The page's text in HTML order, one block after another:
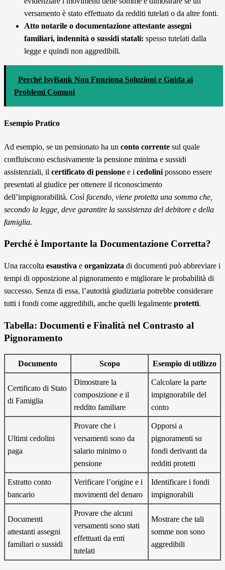
versamento è stato effettuato da redditi tutelati o da altre fonti.
Atto notarile o documentazione attestante assegni
familiari, indennità o sussidi statali: spesso tutelati dalla
legge e quindi non aggredibili.
Perché IsyBank Non Funziona Soluzioni e Guida ai
Problemi Comuni
Esempio Pratico
Ad esempio, se un pensionato ha un conto corrente sul quale
confluiscono esclusivamente la pensione minima e sussidi
assistenziali, il certificato di pensione e i cedolini possono essere
presentati al giudice per ottenere il riconoscimento
dell’impignorabilità. Così facendo, viene protetta una somma che,
secondo la legge, deve garantire la sussistenza del debitore e della
famiglia.
Perché è Importante la Documentazione Corretta?
Una raccolta esaustiva e organizzata di documenti può abbreviare i
tempi di opposizione al pignoramento e migliorare le probabilità di
successo. Senza di essa, l’autorità giudiziaria potrebbe considerare
tutti i fondi come aggredibili, anche quelli legalmente protetti.
Tabella: Documenti e Finalità nel Contrasto al
Pignoramento
Documento Scopo Esempio di utilizzo
Certificato di Stato
di Famiglia
Dimostrare la
composizione e il
reddito familiare
Calcolare la parte
impignorabile del
conto
Ultimi cedolini
paga
Provare che i
versamenti sono da
salario minimo o
pensione
Opporsi a
pignoramenti su
fondi derivanti da
redditi protetti
Estratto conto
bancario
Verificare l’origine e i
movimenti del denaro
Identificare i fondi
impignorabili
Documenti
attestanti assegni
familiari o sussidi
Provare che alcuni
versamenti sono stati
effettuati da enti
tutelati
Mostrare che tali
somme non sono
aggredibili